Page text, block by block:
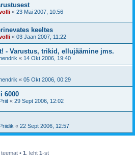
« 23 Mai 2007, 10:56
keeltes
« 03 Jaan 2007, 11:22
- Varustus, trikid, ellujäämine jms.
« 14 Okt 2006, 19:40
« 05 Okt 2006, 00:29
6000
Priit « 29 Sept 2006, 12:02
Priidik « 22 Sept 2006, 12:57
teemat • 1 . leht 1-st